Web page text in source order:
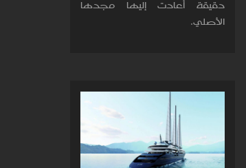
دقيقة أعادت إليها مجدها
الأصلي.